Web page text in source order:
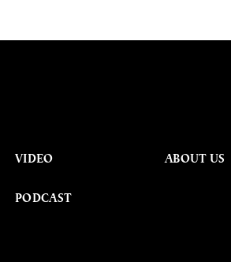
VIDEO
PODCAST
ABOUT US